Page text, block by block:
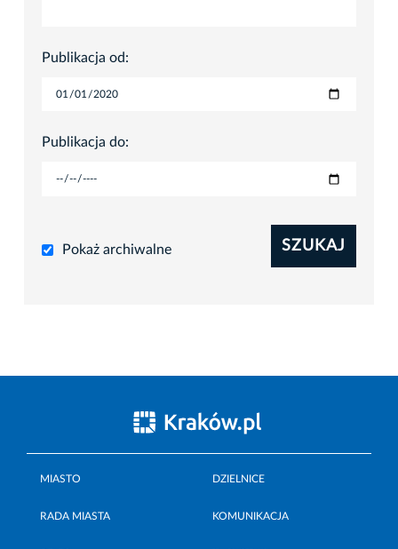
Publikacja od:
Publikacja do:
Pokaż archiwalne SZUKAJ
MIASTO DZIELNICE
RADA MIASTA KOMUNIKACJA